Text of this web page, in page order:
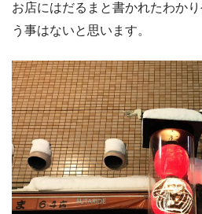
お店にはだるまと書かれたわか
う事はないと思います。